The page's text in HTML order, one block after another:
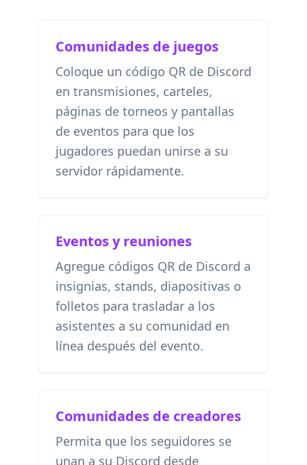
Comunidades de juegos
Coloque un código QR de Discord
en transmisiones, carteles,
páginas de torneos y pantallas
de eventos para que los
jugadores puedan unirse a su
servidor rápidamente.
Eventos y reuniones
Agregue códigos QR de Discord a
insignias, stands, diapositivas o
folletos para trasladar a los
asistentes a su comunidad en
línea después del evento.
Comunidades de creadores
Permita que los seguidores se
unan a su Discord desde